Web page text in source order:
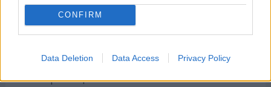
CONFIRM
Data Deletion Data Access Privacy Policy
conocida o desconocida, identificándonos con
una identidad diferente.
al quitar el envoltorio se va a encontrar una
sorpresa: ¡nada!